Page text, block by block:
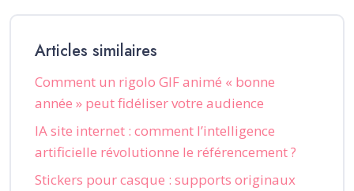
Articles similaires
Comment un rigolo GIF animé « bonne
année » peut fidéliser votre audience
IA site internet : comment l’intelligence
artificielle révolutionne le référencement ?
Stickers pour casque : supports originaux